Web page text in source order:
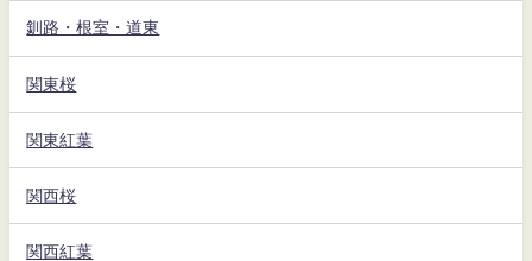
釧路・根室・道東
関東桜
関東紅葉
関西桜
関西紅葉